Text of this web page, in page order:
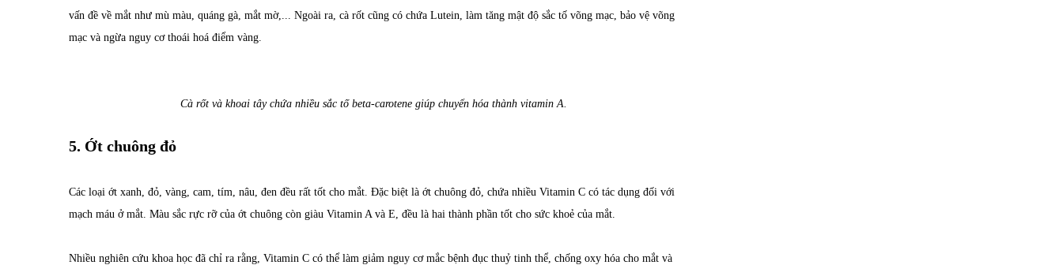
vấn đề về mắt như mù màu, quáng gà, mắt mờ,... Ngoài ra, cà rốt cũng có chứa Lutein, làm tăng mật độ sắc tố võng mạc, bảo vệ võng
mạc và ngừa nguy cơ thoái hoá điểm vàng.
Cà rốt và khoai tây chứa nhiều sắc tố beta-carotene giúp chuyển hóa thành vitamin A.
5. Ớt chuông đỏ
Các loại ớt xanh, đỏ, vàng, cam, tím, nâu, đen đều rất tốt cho mắt. Đặc biệt là ớt chuông đỏ, chứa nhiều Vitamin C có tác dụng đối với
mạch máu ở mắt. Màu sắc rực rỡ của ớt chuông còn giàu Vitamin A và E, đều là hai thành phần tốt cho sức khoẻ của mắt.
Nhiều nghiên cứu khoa học đã chỉ ra rằng, Vitamin C có thể làm giảm nguy cơ mắc bệnh đục thuỷ tinh thể, chống oxy hóa cho mắt và